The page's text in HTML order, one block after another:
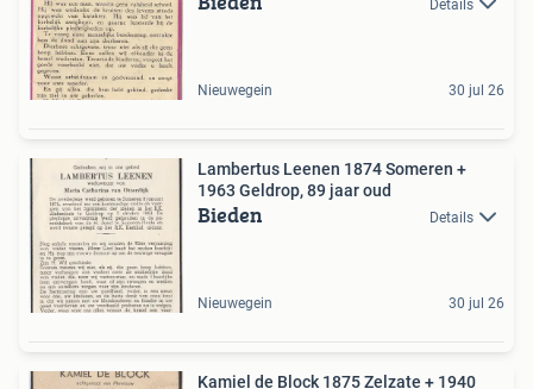
Details
Nieuwegein 30 jul 26
Lambertus Leenen 1874 Someren +
1963 Geldrop, 89 jaar oud
Bieden Details
Nieuwegein 30 jul 26
Kamiel de Block 1875 Zelzate + 1940